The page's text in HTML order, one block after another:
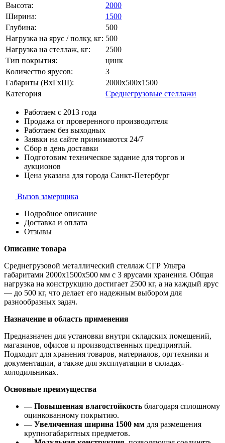
Высота:
2000
Ширина:
1500
Глубина:
500
Нагрузка на ярус / полку, кг: 500
Нагрузка на стеллаж, кг:
2500
Тип покрытия:
цинк
Количество ярусов:
3
Габариты (ВхГхШ):
2000х500х1500
Категория
Среднегрузовые стеллажи
Работаем с 2013 года
Продажа от проверенного производителя
Работаем без выходных
Заявки на сайте принимаются 24/7
Сбор в день доставки
Подготовим техническое задание для торгов и
аукционов
Цена указана для города Санкт-Петербург
Вызов замерщика
Подробное описание
Доставка и оплата
Отзывы
Описание товара
Среднегрузовой металлический стеллаж СГР Ультра
габаритами 2000х1500х500 мм с 3 ярусами хранения. Общая
нагрузка на конструкцию достигает 2500 кг, а на каждый ярус
— до 500 кг, что делает его надежным выбором для
разнообразных задач.
Назначение и область применения
Предназначен для установки внутри складских помещений,
магазинов, офисов и производственных предприятий.
Подходит для хранения товаров, материалов, оргтехники и
документации, а также для эксплуатации в складах-
холодильниках.
Основные преимущества
— Повышенная влагостойкость благодаря сплошному
оцинкованному покрытию.
— Увеличенная ширина 1500 мм для размещения
крупногабаритных предметов.